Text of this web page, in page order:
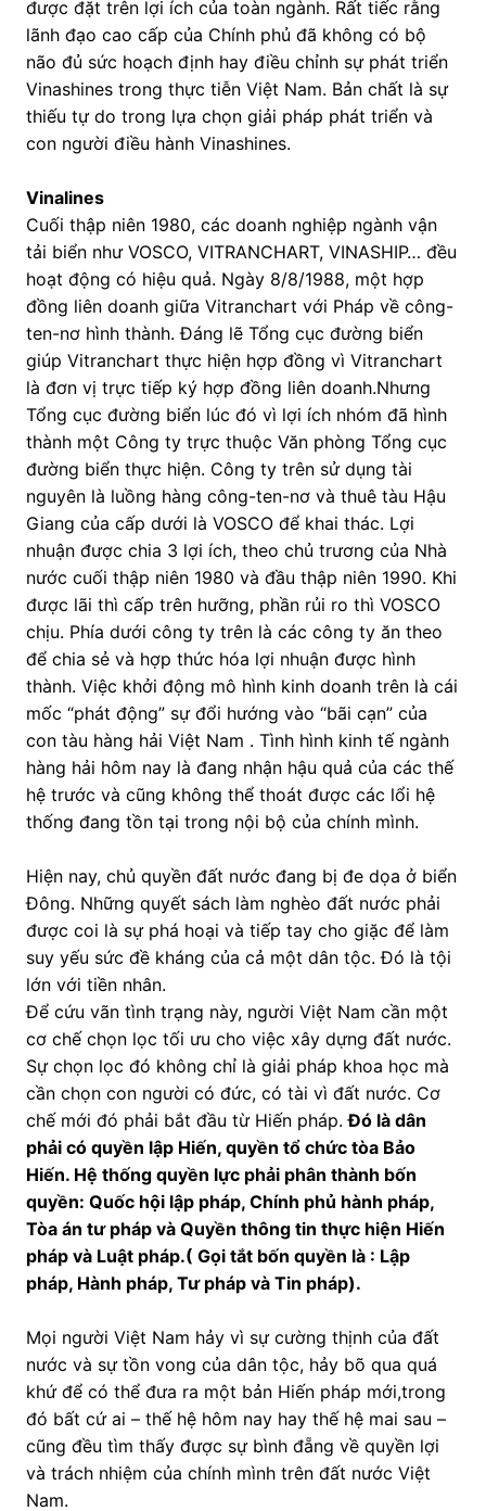
được đặt trên lợi ích của toàn ngành. Rất tiếc rằng
lãnh đạo cao cấp của Chính phủ đã không có bộ
não đủ sức hoạch định hay điều chỉnh sự phát triển
Vinashines trong thực tiễn Việt Nam. Bản chất là sự
thiếu tự do trong lựa chọn giải pháp phát triển và
con người điều hành Vinashines.
Vinalines
Cuối thập niên 1980, các doanh nghiệp ngành vận
tải biển như VOSCO, VITRANCHART, VINASHIP… đều
hoạt động có hiệu quả. Ngày 8/8/1988, một hợp
đồng liên doanh giữa Vitranchart với Pháp về công-
ten-nơ hình thành. Đáng lẽ Tổng cục đường biển
giúp Vitranchart thực hiện hợp đồng vì Vitranchart
là đơn vị trực tiếp ký hợp đồng liên doanh.Nhưng
Tổng cục đường biển lúc đó vì lợi ích nhóm đã hình
thành một Công ty trực thuộc Văn phòng Tổng cục
đường biển thực hiện. Công ty trên sử dụng tài
nguyên là luồng hàng công-ten-nơ và thuê tàu Hậu
Giang của cấp dưới là VOSCO để khai thác. Lợi
nhuận được chia 3 lợi ích, theo chủ trương của Nhà
nước cuối thập niên 1980 và đầu thập niên 1990. Khi
được lãi thì cấp trên hưỡng, phần rủi ro thì VOSCO
chịu. Phía dưới công ty trên là các công ty ăn theo
để chia sẻ và hợp thức hóa lợi nhuận được hình
thành. Việc khởi động mô hình kinh doanh trên là cái
mốc “phát động” sự đổi hướng vào “bãi cạn” của
con tàu hàng hải Việt Nam . Tình hình kinh tế ngành
hàng hải hôm nay là đang nhận hậu quả của các thế
hệ trước và cũng không thể thoát được các lổi hệ
thống đang tồn tại trong nội bộ của chính mình.
Hiện nay, chủ quyền đất nước đang bị đe dọa ở biển
Đông. Những quyết sách làm nghèo đất nước phải
được coi là sự phá hoại và tiếp tay cho giặc để làm
suy yếu sức đề kháng của cả một dân tộc. Đó là tội
lớn với tiền nhân.
Để cứu vãn tình trạng này, người Việt Nam cần một
cơ chế chọn lọc tối ưu cho việc xây dựng đất nước.
Sự chọn lọc đó không chỉ là giải pháp khoa học mà
cần chọn con người có đức, có tài vì đất nước. Cơ
chế mới đó phải bắt đầu từ Hiến pháp.Đó là dân
phải có quyền lập Hiến, quyền tổ chức tòa Bảo
Hiến. Hệ thống quyền lực phải phân thành bốn
quyền: Quốc hội lập pháp, Chính phủ hành pháp,
Tòa án tư pháp và Quyền thông tin thực hiện Hiến
pháp và Luật pháp.( Gọi tắt bốn quyền là : Lập
pháp, Hành pháp, Tư pháp và Tin pháp).
Mọi người Việt Nam hảy vì sự cường thịnh của đất
nước và sự tồn vong của dân tộc, hảy bõ qua quá
khứ để có thể đưa ra một bản Hiến pháp mới,trong
đó bất cứ ai – thế hệ hôm nay hay thế hệ mai sau –
cũng đều tìm thấy được sự bình đẵng về quyền lợi
và trách nhiệm của chính mình trên đất nước Việt
Nam.